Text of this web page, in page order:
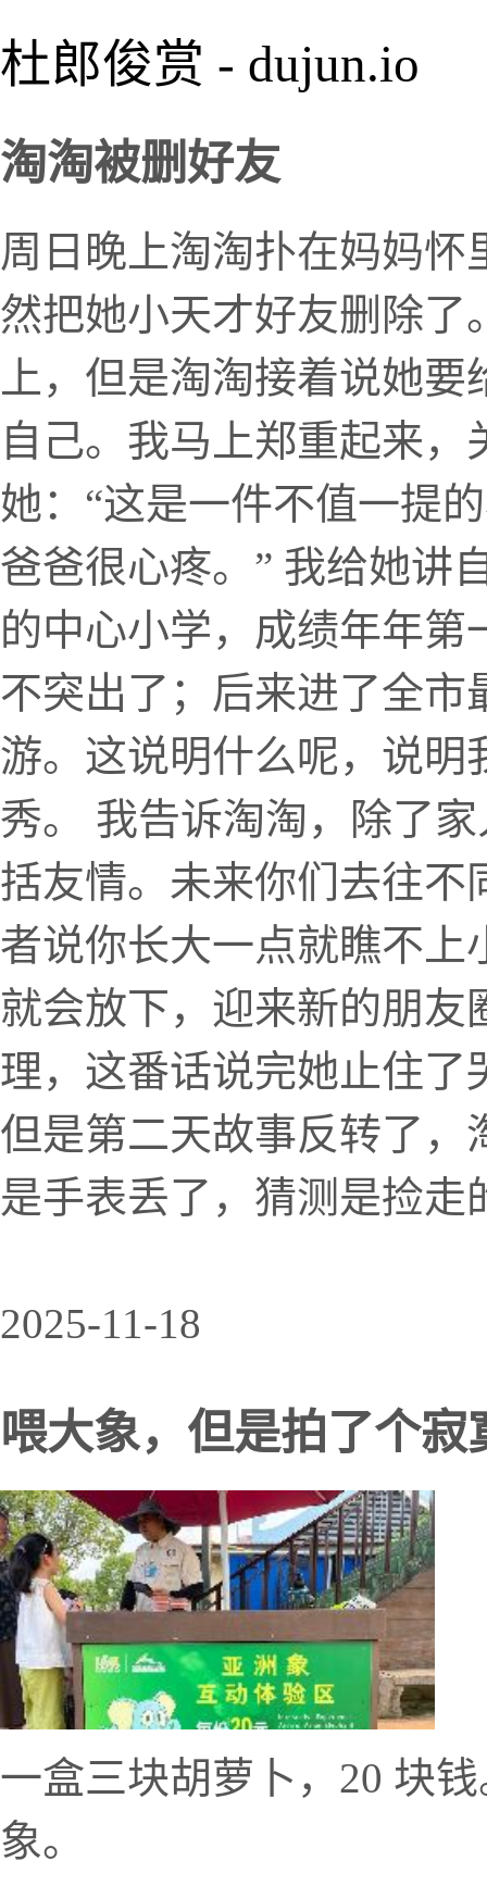
杜郎俊赏 - dujun.io
淘淘被删好友
周日晚上淘淘扑在妈妈
然把她小天才好友删除了
上，但是淘淘接着说她
自己。我马上郑重起来
她：“这是一件不值一提
爸爸很心疼。” 我给她讲
的中心小学，成绩年年
不突出了；后来进了全
游。这说明什么呢，说明
秀。 我告诉淘淘，除了
括友情。未来你们去往不
者说你长大一点就瞧不上
就会放下，迎来新的朋
理，这番话说完她止住了
但是第二天故事反转了，
是手表丢了，猜测是捡走
2025-11-18
喂大象，但是拍了个寂
一盒三块胡萝卜，20 块
象。